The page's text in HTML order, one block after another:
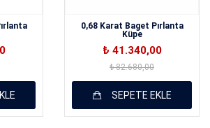
0,68 Karat Baget Pırlanta
Küpe
₺ 41.340,00
₺ 82.680,00
SEPETE EKLE